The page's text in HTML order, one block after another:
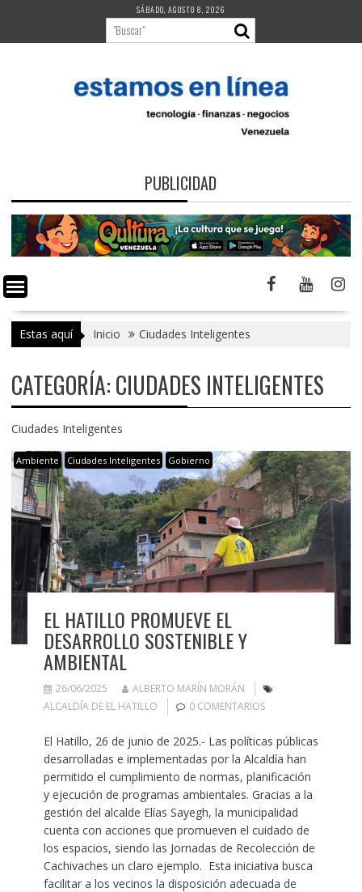
contenido
SÁBADO, AGOSTO 8, 2026
PUBLICIDAD
Estas aquí Inicio Ciudades Inteligentes
CATEGORÍA:CIUDADES INTELIGENTES
Ciudades Inteligentes
Ambiente Ciudades Inteligentes Gobierno
EL HATILLO PROMUEVE EL
DESARROLLO SOSTENIBLE Y
AMBIENTAL
26/06/2025
ALBERTO MARÍN MORÁN
ALCALDÍA DE EL HATILLO
0 COMENTARIOS
El Hatillo, 26 de junio de 2025.- Las políticas públicas
desarrolladas e implementadas por la Alcaldía han
permitido el cumplimiento de normas, planificación
y ejecución de programas ambientales. Gracias a la
gestión del alcalde Elías Sayegh, la municipalidad
cuenta con acciones que promueven el cuidado de
los espacios, siendo las Jornadas de Recolección de
Cachivaches un claro ejemplo. Esta iniciativa busca
facilitar a los vecinos la disposición adecuada de